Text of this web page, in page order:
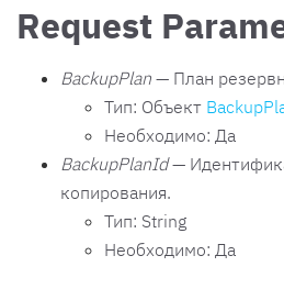
Request
BackupPlan — План
Тип: Объект
Необходимо: Да
BackupPlanId—
копирования.
Тип: String
Необходимо: Да